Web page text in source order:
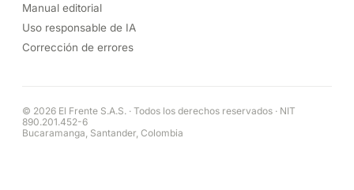
Manual editorial
Uso responsable de IA
Corrección de errores
© 2026 El Frente S.A.S. · Todos los derechos reservados · NIT
890.201.452-6
Bucaramanga, Santander, Colombia